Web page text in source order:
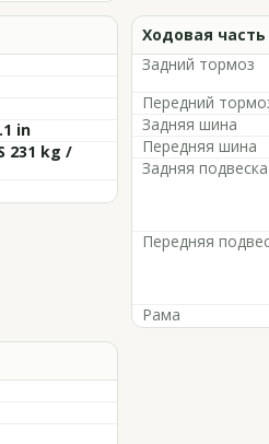
in
231 kg /
Ходовая
Задний тормоз
Передний
Задняя шина
Передняя шина
Задняя подвеска
Передняя
Рама